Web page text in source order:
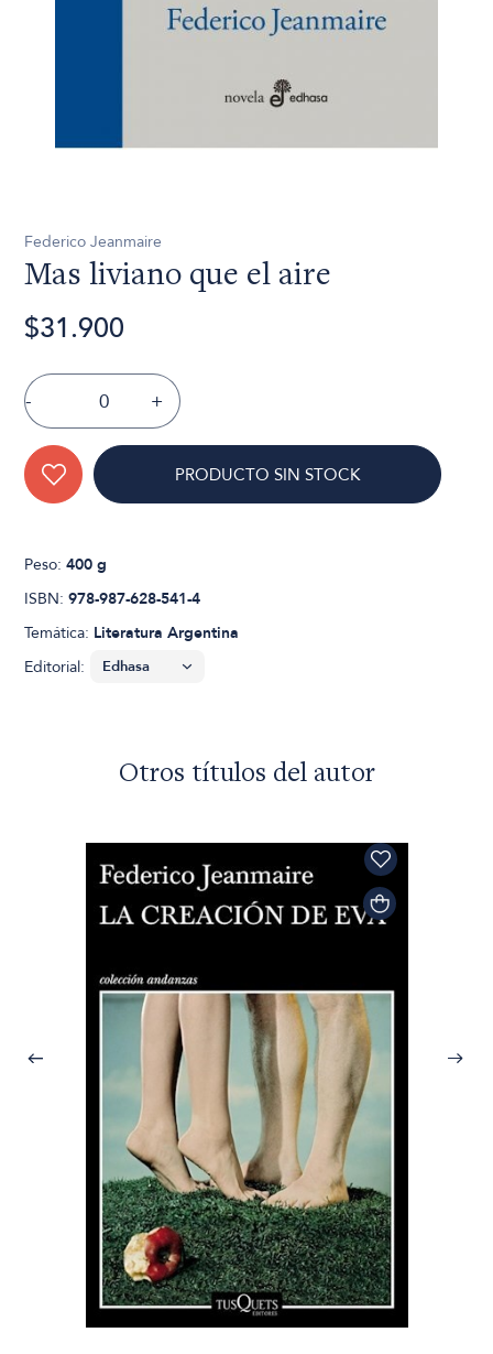
Federico Jeanmaire
Mas liviano que el aire
$31.900
- +
PRODUCTO SIN STOCK
Peso:400 g
ISBN:978-987-628-541-4
Temática: Literatura Argentina
Editorial:
Otros títulos del autor